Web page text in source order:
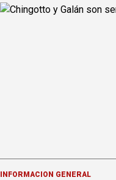
INFORMACION GENERAL